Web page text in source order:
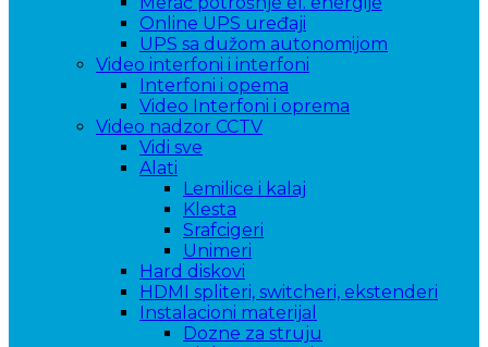
Online UPS uređaji
UPS sa dužom autonomijom
Video interfoni i interfoni
Interfoni i opema
Video Interfoni i oprema
Video nadzor CCTV
Vidi sve
Alati
Lemilice i kalaj
Klesta
Srafcigeri
Unimeri
Hard diskovi
HDMI spliteri, switcheri, ekstenderi
Instalacioni materijal
Dozne za struju